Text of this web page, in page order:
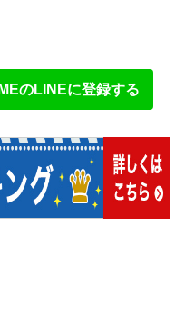
のLINEに登録する